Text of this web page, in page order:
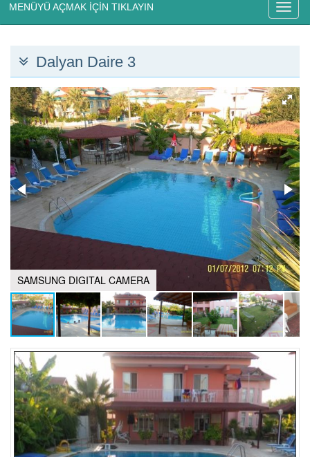
MENÜYÜ AÇMAK İÇİN TIKLAYIN
Dalyan Daire 3
SAMSUNG DIGITAL CAMERA